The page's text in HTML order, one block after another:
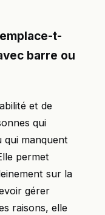
t-
barre ou
et de
qui
qui manquent
permet
sur la
gérer
raisons, elle